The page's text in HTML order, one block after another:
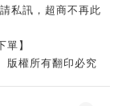
私訊，超商不再此
】
版權所有翻印必究